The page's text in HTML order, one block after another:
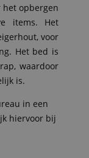
het opbergen
items. Het
voor
Het bed is
waardoor
is.
in een
hiervoor bij